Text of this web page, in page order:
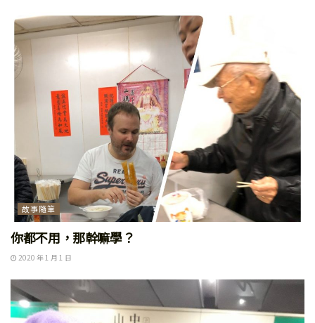
故事隨筆
你都不用，那幹嘛學？
2020 年 1 月 1 日